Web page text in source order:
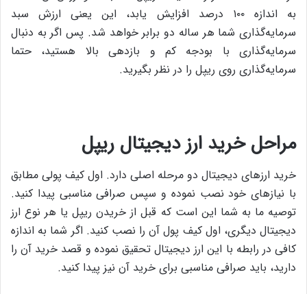
به اندازه‌ ۱۰۰ درصد افزایش یابد، این یعنی ارزش سبد
سرمایه‌گذاری شما هر ساله دو برابر خواهد شد. پس اگر به دنبال
سرمایه‌گذاری با بودجه‌ کم و بازدهی بالا هستید، حتما
سرمایه‌گذاری روی ریپل را در نظر بگیرید.
مراحل خرید ارز دیجیتال ریپل
خرید ارزهای دیجیتال دو مرحله‌ اصلی دارد. اول کیف پولی مطابق
با نیازهای خود نصب نموده و سپس صرافی مناسبی پیدا کنید.
توصیه‌ ما به شما این است که قبل از خریدن ریپل یا هر نوع ارز
دیجیتال دیگری، اول کیف پول آن را نصب کنید. اگر شما به اندازه‌
کافی در رابطه با این ارز دیجیتال تحقیق نموده و قصد خرید آن را
دارید، باید صرافی مناسبی برای خرید آن نیز پیدا کنید.